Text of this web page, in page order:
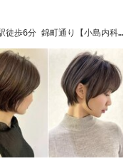
徒歩6分 錦町通り【小島内科